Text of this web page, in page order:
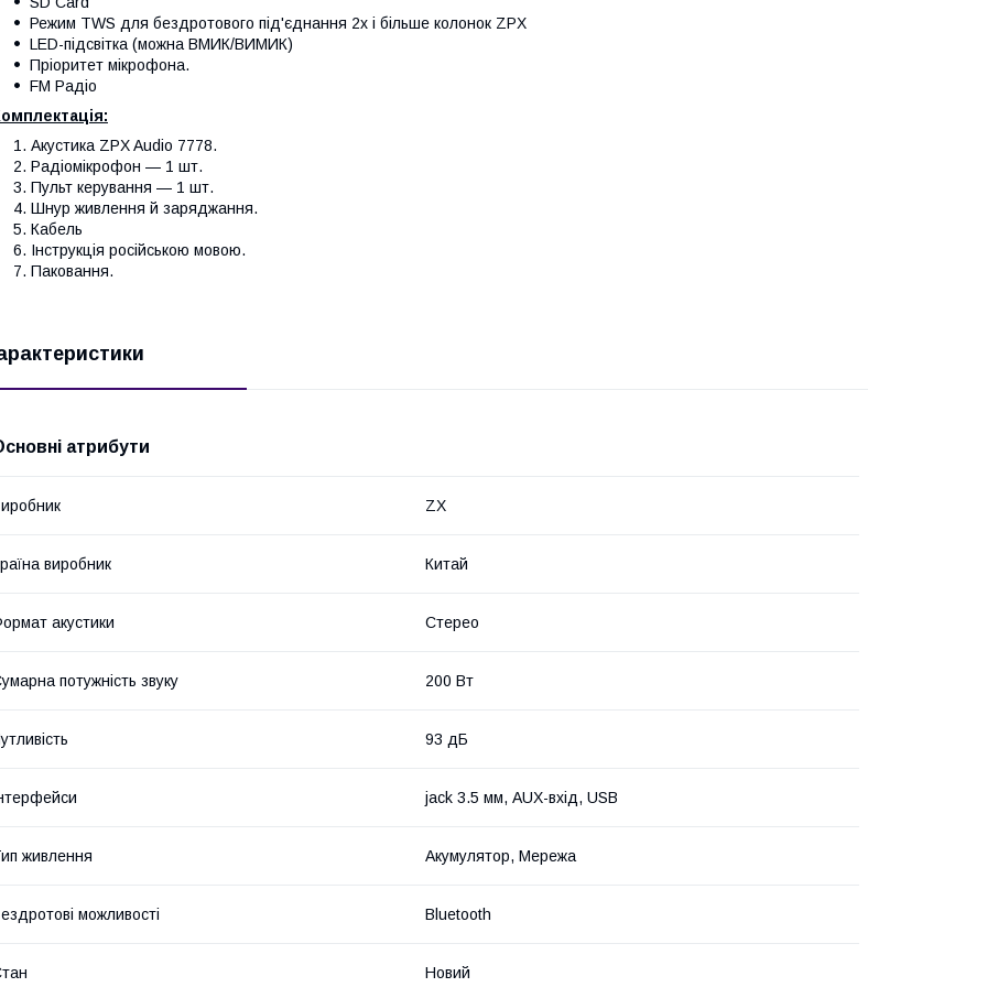
Режим TWS для бездротового під'єднання 2х і більше колонок ZPX
LED-підсвітка (можна ВМИК/ВИМИК)
Пріоритет мікрофона.
FM Радіо
Акустика ZPX Audio 7778.
Радіомікрофон — 1 шт.
Пульт керування — 1 шт.
Шнур живлення й заряджання.
Кабель
Інструкція російською мовою.
Паковання.
атрибути
ZX
виробник Китай
акустики Стерео
потужність звуку 200 Вт
93 дБ
jack 3.5 мм, AUX-вхід, USB
живлення Акумулятор, Мережа
можливості Bluetooth
Новий